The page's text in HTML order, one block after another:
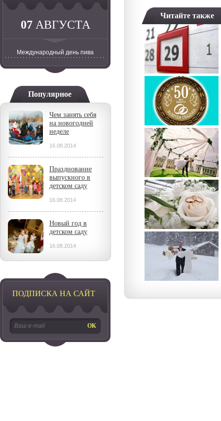
07 АВГУСТА
Международный день пива
Популярное
Чем занять себя
на новогодней
неделе
16.08.2014
Празднование
выпускного в
детском саду
16.08.2014
Новый год в
детском саду
16.08.2014
ПОДПИСКА НА САЙТ
Читайте также